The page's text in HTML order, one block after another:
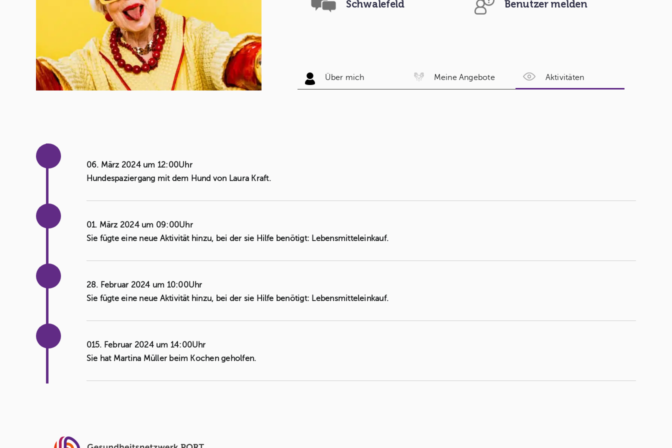
Schwalefeld Benutzer melden
Über mich Meine Angebote Aktivitäten
06. März 2024 um 12:00Uhr
Hundespaziergang mit dem Hund von Laura Kraft.
01. März 2024 um 09:00Uhr
Sie fügte eine neue Aktivität hinzu, bei der sie Hilfe benötigt: Lebensmitteleinkauf.
28. Februar 2024 um 10:00Uhr
Sie fügte eine neue Aktivität hinzu, bei der sie Hilfe benötigt: Lebensmitteleinkauf.
015. Februar 2024 um 14:00Uhr
Sie hat Martina Müller beim Kochen geholfen.